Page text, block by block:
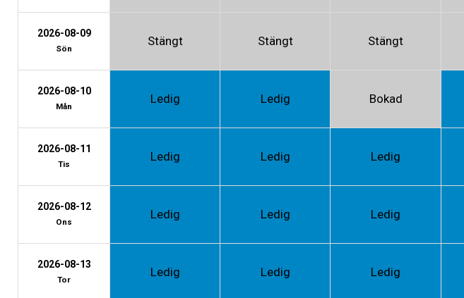
2026-08-09
Sön
Stängt Stängt Stängt
2026-08-10
Mån
Ledig Ledig Bokad
2026-08-11
Tis
Ledig Ledig Ledig
2026-08-12
Ons
Ledig Ledig Ledig
2026-08-13
Tor
Ledig Ledig Ledig